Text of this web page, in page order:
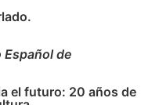
de
el futuro: 20 años de